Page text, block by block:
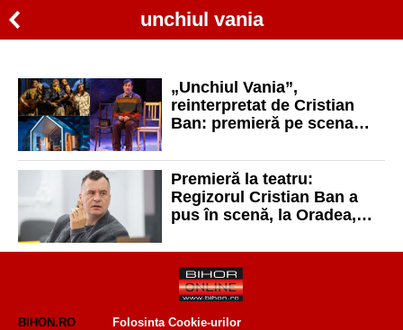
unchiul vania
„Unchiul Vania”,
reinterpretat de Cristian
Ban: premieră pe scena
Premieră la teatru:
Regizorul Cristian Ban a
pus în scenă, la Oradea,
Vania”
BIHON.RO
Folosinta Cookie-urilor